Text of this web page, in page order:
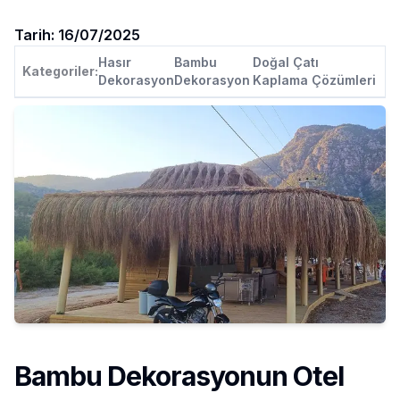
Tarih: 16/07/2025
Kategoriler:
Hasır
Dekorasyon
Bambu
Dekorasyon
Doğal Çatı
Kaplama Çözümleri
Bambu Dekorasyonun Otel